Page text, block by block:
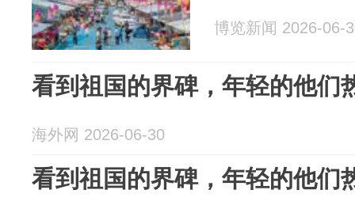
博览新闻 2026-06-
看到祖国的界碑，年轻的他们
海外网 2026-06-30
看到祖国的界碑，年轻的他们